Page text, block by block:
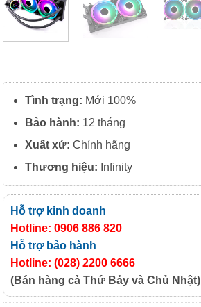
Tình trạng: Mới 100%
Bảo hành: 12 tháng
Xuất xứ: Chính hãng
Thương hiệu: Infinity
Hỗ trợ kinh doanh
Hotline: 0906 886 820
Hỗ trợ bảo hành
Hotline: (028) 2200 6666
(Bán hàng cả Thứ Bảy và Chủ Nhật)